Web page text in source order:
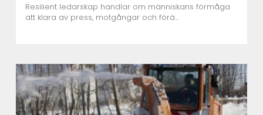
Resilient ledarskap handlar om människans förmåga
att klara av press, motgångar och förä...